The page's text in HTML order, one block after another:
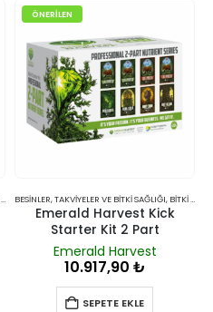
ÖNERILEN
BESINLER, TAKVIYELER VE BITKI SAĞLIĞI, BITKI BESINLERI VE TAKVIYELERI
Emerald Harvest Kick
Starter Kit 2 Part
Emerald Harvest
10.917,90 ₺
SEPETE EKLE